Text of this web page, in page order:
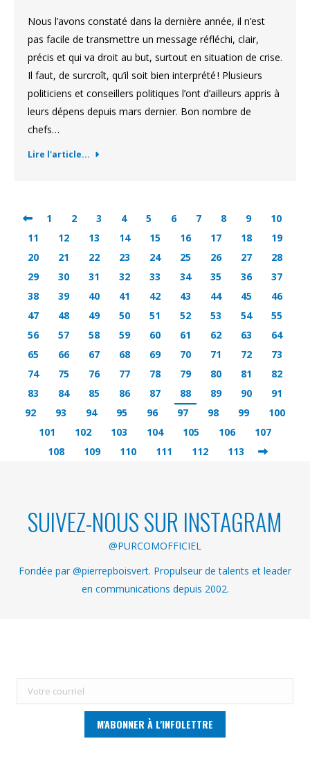
Nous l’avons constaté dans la dernière année, il n’est
pas facile de transmettre un message réfléchi, clair,
précis et qui va droit au but, surtout en situation de crise.
Il faut, de surcroît, qu’il soit bien interprété ! Plusieurs
politiciens et conseillers politiques l’ont d’ailleurs appris à
leurs dépens depuis mars dernier. Bon nombre de
chefs…
Lire l'article...
1 2 3 4 5 6 7 8 9
10
11
12 13 14 15 16 17 18
19
20
21 22 23 24 25 26 27
28
29
30 31 32 33 34 35 36
37
38
39 40 41 42 43 44 45
46
47
48 49 50 51 52 53 54
55
56
57 58 59 60 61 62 63
64
65
66 67 68 69 70 71 72
73
74
75 76 77 78 79 80 81
82
83
84 85 86 87 88 89 90
91
92
93 94 95 96 97 98 99
100
101
102 103 104 105 106
107
108
109 110 111 112 113
SUIVEZ-NOUS SUR INSTAGRAM
@PURCOMOFFICIEL
Fondée par @pierrepboisvert. Propulseur de talents et leader
en communications depuis 2002.